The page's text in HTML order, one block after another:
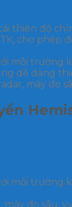
thiện độ
cho
môi trường
dễ dàng
máy đo
môi trường
đo sâu,